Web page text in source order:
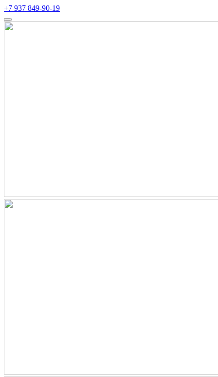
+7 937 849-90-19